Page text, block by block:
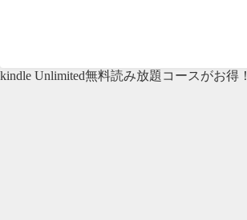
kindle Unlimited無料読み放題コースがお得！